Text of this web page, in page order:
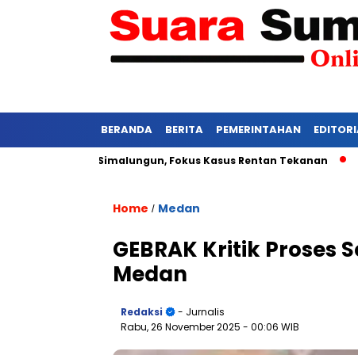
BERANDA BERITA PEMERINTAHAN
PN Simalungun, Fokus Kasus Rentan Tekanan Awas
Home / Medan
GEBRAK Kritik Proses
Medan
Redaksi
- Jurnalis
Rabu, 26 November 2025 - 00:06 WIB